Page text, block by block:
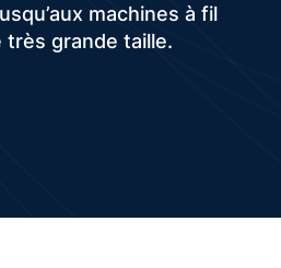
machines à fil
très grande taille.